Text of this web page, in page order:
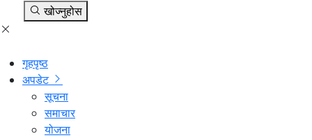
खोज्नुहोस
गृहपृष्ठ
अपडेट
सूचना
समाचार
योजना